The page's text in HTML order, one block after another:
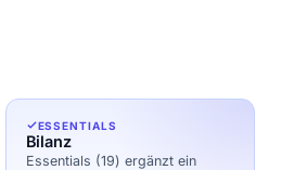
ESSENTIALS
Bilanz
Essentials (19) ergänzt ein